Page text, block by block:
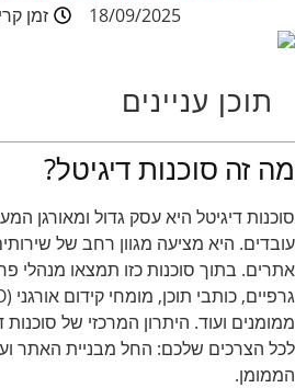
18/09/2025
זמן
תוכן עניינים
מה זה סוכנות דיגיטל?
סוכנות דיגיטל היא עסק גדול ומאורגן
עובדים. היא מציעה מגוון רחב של
אתרים. בתוך סוכנות כזו תמצאו מנהלי
ממומנים ועוד. היתרון המרכזי של
לכל הצרכים שלכם: החל מבניית האתר
הממומן.